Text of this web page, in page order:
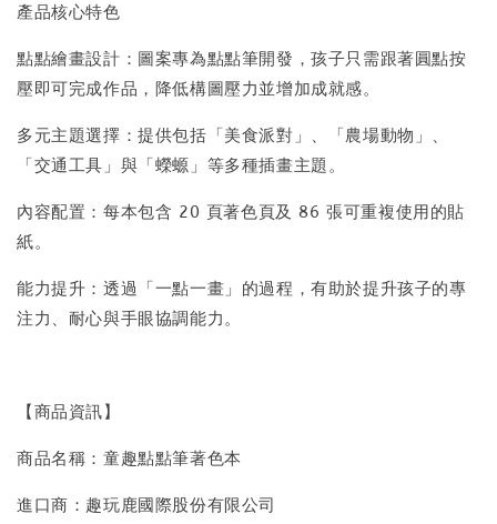
產品核心特色
點點繪畫設計：圖案專為點點筆開發，孩子只需跟著圓點按
壓即可完成作品，降低構圖壓力並增加成就感。
多元主題選擇：提供包括「美食派對」、「農場動物」、
「交通工具」與「蠑螈」等多種插畫主題。
內容配置：每本包含 20 頁著色頁及 86 張可重複使用的貼
紙。
能力提升：透過「一點一畫」的過程，有助於提升孩子的專
注力、耐心與手眼協調能力。
【商品資訊】
商品名稱：童趣點點筆著色本
進口商：趣玩鹿國際股份有限公司